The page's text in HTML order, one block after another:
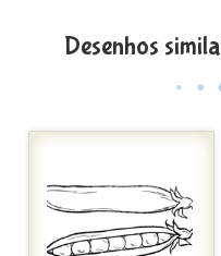
Desenhos